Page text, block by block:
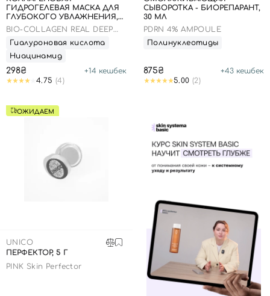
ГИДРОГЕЛЕВАЯ МАСКА ДЛЯ
ГЛУБОКОГО УВЛАЖНЕНИЯ,
34 Г
BIO-COLLAGEN REAL DEEP
MASK
Гиалуроновая кислота
Ниацинамид
298₴ +14 кешбек
4.75 (4)
СЫВОРОТКА - БИОРЕПАРАНТ,
30 МЛ
PDRN 4% AMPOULE
Полинуклеотиды
875₴ +43 кешбек
5.00 (2)
ОЖИДАЕМ
UNICO
ПЕРФЕКТОР, 5 Г
PINK Skin Perfector